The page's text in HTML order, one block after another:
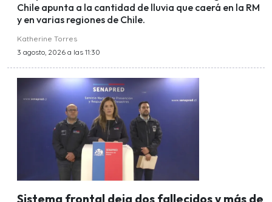
Chile apunta a la cantidad de lluvia que caerá en la RM
y en varias regiones de Chile.
Katherine Torres
3 agosto, 2026 a las 11:30
Sistema frontal deja dos fallecidos y más de